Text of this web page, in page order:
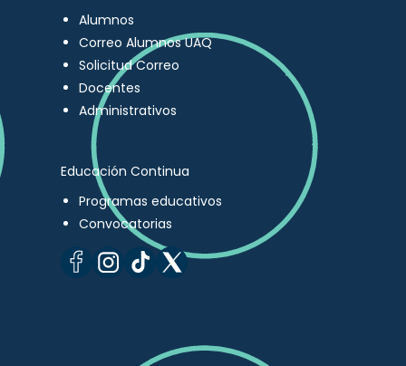
Alumnos
Correo Alumnos UAQ
Solicitud Correo
Docentes
Administrativos
Educación Continua
Programas educativos
Convocatorias